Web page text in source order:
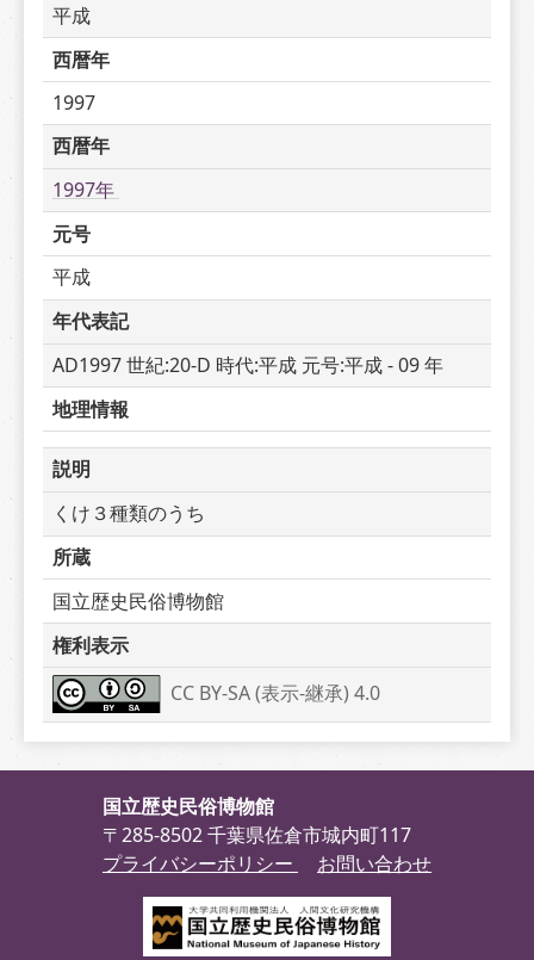
平成
西暦年
1997
西暦年
1997年
元号
平成
年代表記
AD1997 世紀:20-D 時代:平成 元号:平成 - 09 年
地理情報
説明
くけ３種類のうち
所蔵
国立歴史民俗博物館
権利表示
CC BY-SA (表示-継承) 4.0
国立歴史民俗博物館
〒285-8502 千葉県佐倉市城内町117
プライバシーポリシー
お問い合わせ